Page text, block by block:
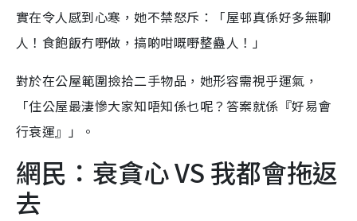
e
實在令人感到心寒，她不禁怒斥：「屋邨真係好多無聊
人！食飽飯冇嘢做，搞啲咁嘅嘢整蠱人！」
對於在公屋範圍撿拾二手物品，她形容需視乎運氣，
「住公屋最淒慘大家知唔知係乜呢？答案就係『好易會
行衰運』」。
網民：衰貪心 VS 我都會拖返
去